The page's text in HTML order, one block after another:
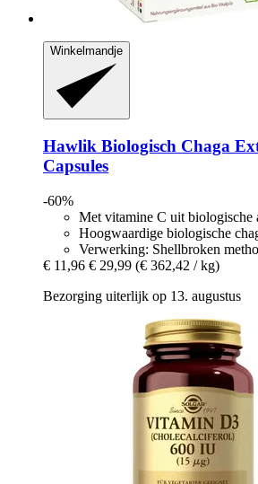
Winkelmandje
Hawlik Biologisch Chaga
Capsules
-60%
Met vitamine C uit biologische
Hoogwaardige biologische
Verwerking: Shellbroken
€ 11,96 € 29,99 (€ 362,42 / kg)
Bezorging uiterlijk op 13. augustus